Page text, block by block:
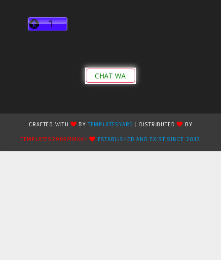
CHAT WA
CRAFTED WITH BYTEMPLATESYARD | DISTRIBUTED
BY
TEMPLATES2909MMXXII
ESTABLISHED AND EXIST SINCE 2013